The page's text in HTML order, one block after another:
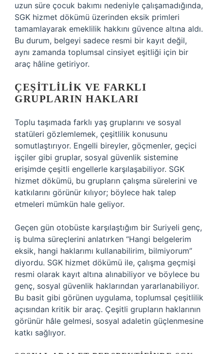
uzun süre çocuk bakımı nedeniyle çalışamadığında,
SGK hizmet dökümü üzerinden eksik primleri
tamamlayarak emeklilik hakkını güvence altına aldı.
Bu durum, belgeyi sadece resmi bir kayıt değil,
aynı zamanda toplumsal cinsiyet eşitliği için bir
araç hâline getiriyor.
ÇEŞITLILIK VE FARKLI
GRUPLARIN HAKLARI
Toplu taşımada farklı yaş gruplarını ve sosyal
statüleri gözlemlemek, çeşitlilik konusunu
somutlaştırıyor. Engelli bireyler, göçmenler, geçici
işçiler gibi gruplar, sosyal güvenlik sistemine
erişimde çeşitli engellerle karşılaşabiliyor. SGK
hizmet dökümü, bu grupların çalışma sürelerini ve
katkılarını görünür kılıyor; böylece hak talep
etmeleri mümkün hale geliyor.
Geçen gün otobüste karşılaştığım bir Suriyeli genç,
iş bulma süreçlerini anlatırken “Hangi belgelerim
eksik, hangi haklarımı kullanabilirim, bilmiyorum”
diyordu. SGK hizmet dökümü ile, çalışma geçmişi
resmi olarak kayıt altına alınabiliyor ve böylece bu
genç, sosyal güvenlik haklarından yararlanabiliyor.
Bu basit gibi görünen uygulama, toplumsal çeşitlilik
açısından kritik bir araç. Çeşitli grupların haklarının
görünür hâle gelmesi, sosyal adaletin güçlenmesine
katkı sağlıyor.